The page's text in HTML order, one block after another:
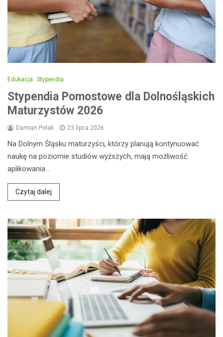
Edukacja Stypendia
Stypendia Pomostowe dla Dolnośląskich
Maturzystów 2026
Damian Polak 23 lipca 2026
Na Dolnym Śląsku maturzyści, którzy planują kontynuować
naukę na poziomie studiów wyższych, mają możliwość
aplikowania…
Czytaj dalej